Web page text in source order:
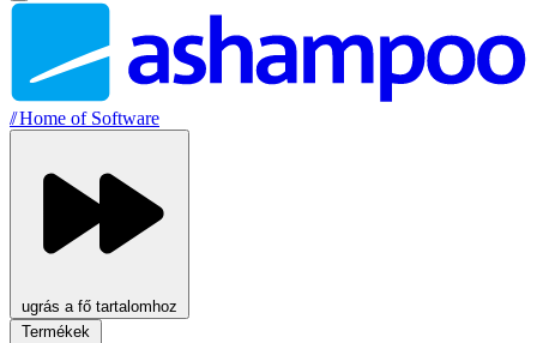
//Home of Software
ugrás a fő tartalomhoz
Termékek